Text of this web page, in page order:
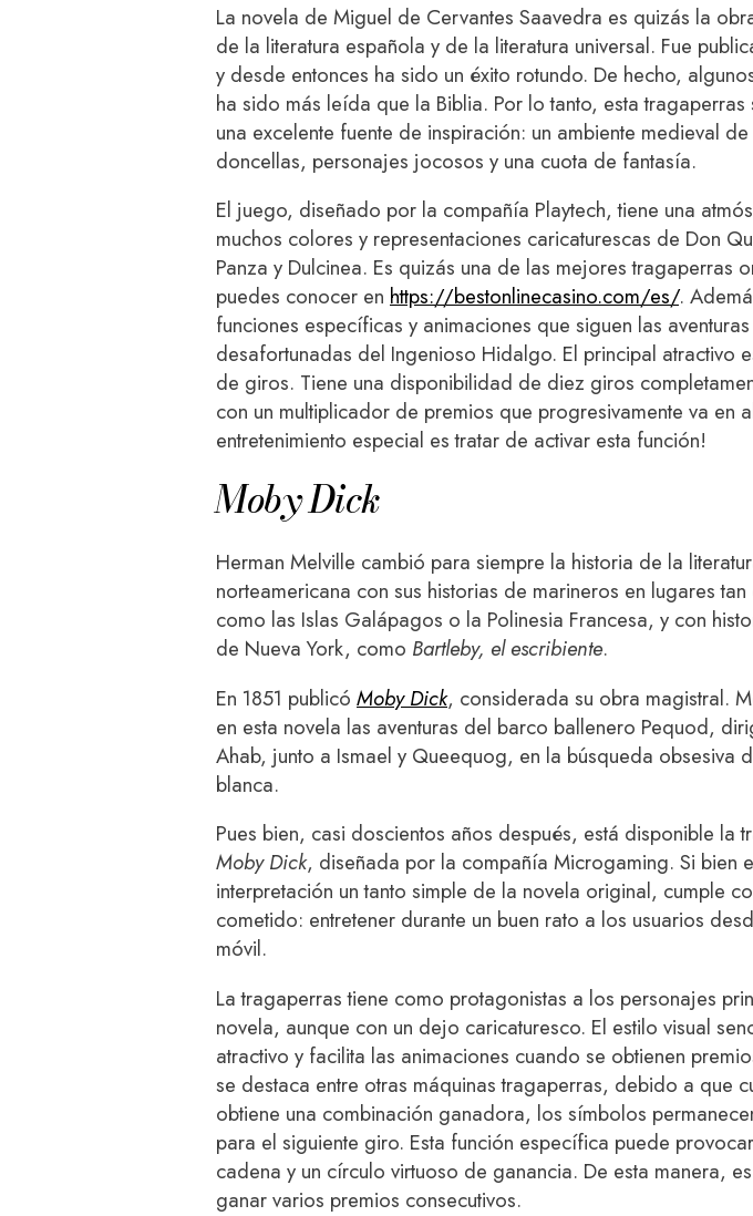
La novela de Miguel de Cervantes Saavedra es quizás la
de la literatura española y de la literatura universal. Fue
y desde entonces ha sido un éxito rotundo. De hecho,
ha sido más leída que la Biblia. Por lo tanto, esta tragaperras
una excelente fuente de inspiración: un ambiente medieval
doncellas, personajes jocosos y una cuota de fantasía.
El juego, diseñado por la compañía Playtech, tiene una
muchos colores y representaciones caricaturescas de Don
Panza y Dulcinea. Es quizás una de las mejores tragaperras
puedes conocer en https://bestonlinecasino.com/es/.
funciones específicas y animaciones que siguen las aventuras
desafortunadas del Ingenioso Hidalgo. El principal atractivo
de giros. Tiene una disponibilidad de diez giros
con un multiplicador de premios que progresivamente va en
entretenimiento especial es tratar de activar esta función!
Moby Dick
Herman Melville cambió para siempre la historia de la
norteamericana con sus historias de marineros en lugares tan
como las Islas Galápagos o la Polinesia Francesa, y con
de Nueva York, como Bartleby, el escribiente.
En 1851 publicó Moby Dick, considerada su obra magistral.
en esta novela las aventuras del barco ballenero Pequod,
Ahab, junto a Ismael y Queequog, en la búsqueda obsesiva
blanca.
Pues bien, casi doscientos años después, está disponible la
Moby Dick, diseñada por la compañía Microgaming. Si bien
interpretación un tanto simple de la novela original, cumple
cometido: entretener durante un buen rato a los usuarios
móvil.
La tragaperras tiene como protagonistas a los personajes
novela, aunque con un dejo caricaturesco. El estilo visual
atractivo y facilita las animaciones cuando se obtienen
se destaca entre otras máquinas tragaperras, debido a que
obtiene una combinación ganadora, los símbolos
para el siguiente giro. Esta función específica puede
cadena y un círculo virtuoso de ganancia. De esta manera,
ganar varios premios consecutivos.